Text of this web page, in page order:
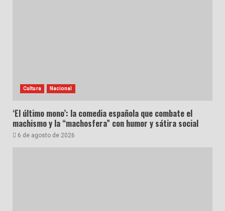
Cultura Nacional
‘El último mono’: la comedia española que combate el
machismo y la “machosfera” con humor y sátira social
6 de agosto de 2026